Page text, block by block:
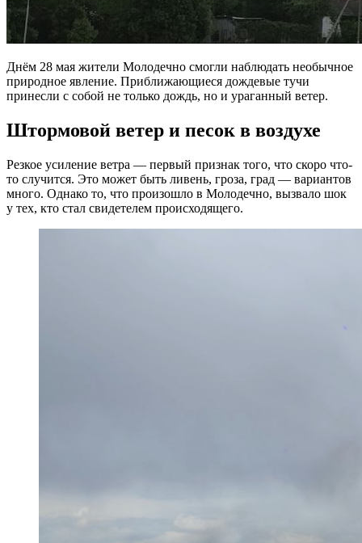
Днём 28 мая жители Молодечно смогли наблюдать необычное
природное явление. Приближающиеся дождевые тучи
принесли с собой не только дождь, но и ураганный ветер.
Штормовой ветер и песок в воздухе
Резкое усиление ветра — первый признак того, что скоро что-
то случится. Это может быть ливень, гроза, град — вариантов
много. Однако то, что произошло в Молодечно, вызвало шок
у тех, кто стал свидетелем происходящего.